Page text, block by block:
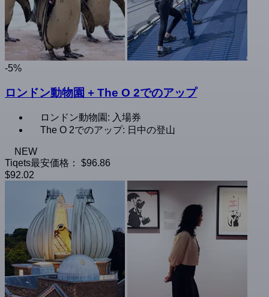
-5%
ロンドン動物園 + The O 2でのアップ
ロンドン動物園: 入場券
The O 2でのアップ: 日中の登山
NEW
Tiqets最安価格：
$96.86
$92.02